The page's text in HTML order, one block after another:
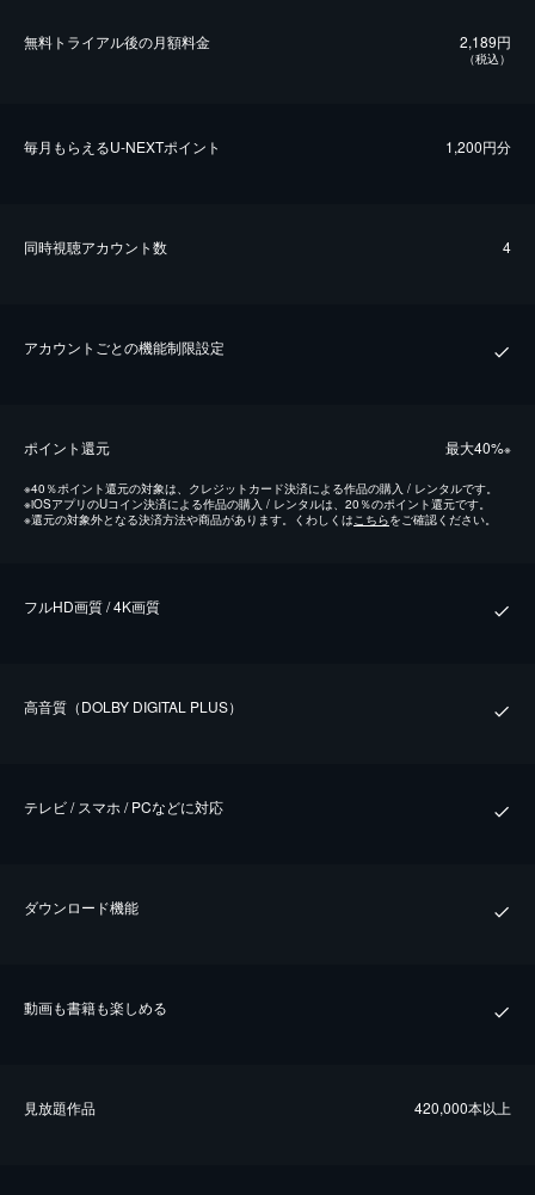
無料トライアル後の⽉額料金 2,189円
（税込）
毎⽉もらえるU-NEXTポイント 1,200円分
同時視聴アカウント数 4
アカウントごとの機能制限設定
ポイント還元 最⼤40%※
※40％ポイント還元の対象は、クレジットカード決済による作品の購入 / レンタルです。
※iOSアプリのUコイン決済による作品の購入 / レンタルは、20％のポイント還元です。
※還元の対象外となる決済方法や商品があります。くわしくはこちらをご確認ください。
フルHD画質 / 4K画質
⾼⾳質（DOLBY DIGITAL PLUS）
テレビ / スマホ / PCなどに対応
ダウンロード機能
動画も書籍も楽しめる
⾒放題作品 420,000本以上